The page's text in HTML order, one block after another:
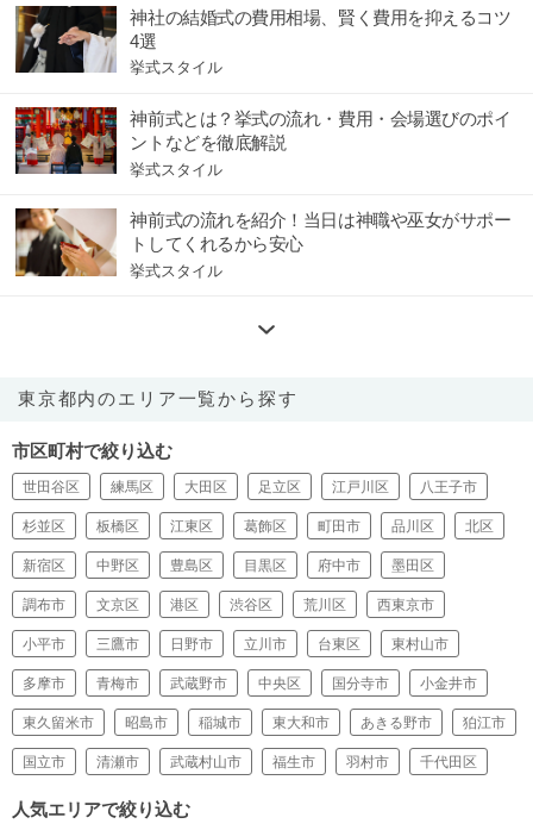
神社の結婚式の費用相場、賢く費用を抑えるコツ
4選
挙式スタイル
神前式とは？挙式の流れ・費用・会場選びのポイ
ントなどを徹底解説
挙式スタイル
神前式の流れを紹介！当日は神職や巫女がサポー
トしてくれるから安心
挙式スタイル
東京都内のエリア一覧から探す
市区町村で絞り込む
世田谷区 練馬区 大田区 足立区 江戸川区 八王子市
杉並区 板橋区 江東区 葛飾区 町田市 品川区 北区
新宿区 中野区 豊島区 目黒区 府中市 墨田区
調布市 文京区 港区 渋谷区 荒川区 西東京市
小平市 三鷹市 日野市 立川市 台東区 東村山市
多摩市 青梅市 武蔵野市 中央区 国分寺市 小金井市
東久留米市 昭島市 稲城市 東大和市 あきる野市 狛江市
国立市 清瀬市 武蔵村山市 福生市 羽村市 千代田区
人気エリアで絞り込む